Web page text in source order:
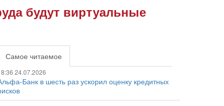
будут виртуальные
Самое читаемое
24.07.2026
Банк в шесть раз ускорил оценку кредитных